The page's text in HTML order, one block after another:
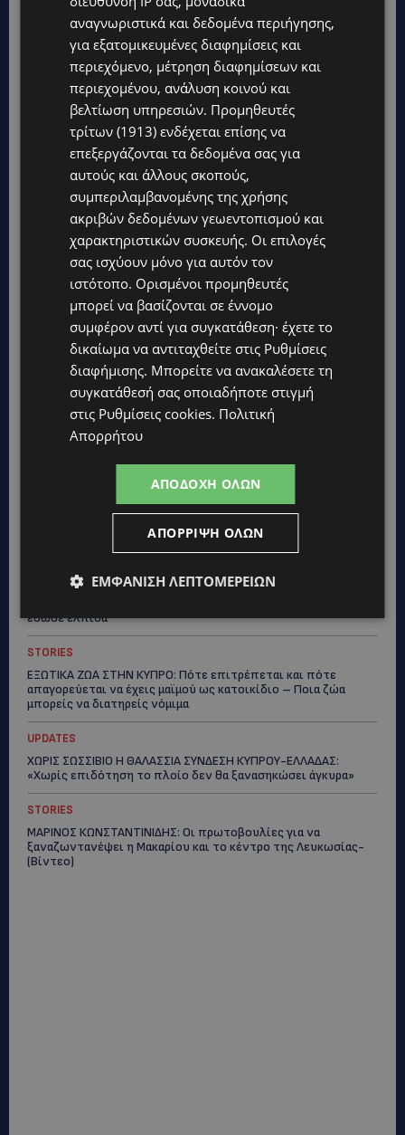
Topics
VIBE NEWS
Νέος Γενικός Διευθυντής του Hilton Nicosia ο Ilio Rodoni
VIBE NEWS
Η Peugeot είναι ο επίσημος συνεργάτης του Φεστιβάλ
Κινηματογράφου της Βενετίας
VIBE NEWS
Lidl Better Living Days #summer2026: Ένα μοναδικό ταξίδι
ευεξίας, γεμάτο γεύση, ενέργεια και χαμόγελα σε όλη την
ΠΑΓΚΟΣΜΙΑ ΗΜΕΡΑ ΓΑΤΑΣ: Χιλιάδες στην Κύπρο, καθεμία
μοναδική – Το χαδιάρικο τετράποδο με τη ματιά που λιώνει
ΤΑΣΟΣ ΧΑΤΖΗΓΙΟΒΑΝΗΣ: Η συγκλονιστική ιστορία του
έδωσε ελπίδα
STORIES
ΕΞΩΤΙΚΑ ΖΩΑ ΣΤΗΝ ΚΥΠΡΟ: Πότε επιτρέπεται και πότε
απαγορεύεται να έχεις μαϊμού ως κατοικίδιο – Ποια ζώα
μπορείς να διατηρείς νόμιμα
UPDATES
ΧΩΡΙΣ ΣΩΣΣΙΒΙΟ Η ΘΑΛΑΣΣΙΑ ΣΥΝΔΕΣΗ ΚΥΠΡΟΥ-ΕΛΛΑΔΑΣ:
«Χωρίς επιδότηση το πλοίο δεν θα ξανασηκώσει άγκυρα»
STORIES
ΜΑΡΙΝΟΣ ΚΩΝΣΤΑΝΤΙΝΙΔΗΣ: Οι πρωτοβουλίες για να
ξαναζωντανέψει η Μακαρίου και το κέντρο της Λευκωσίας-
(Βίντεο)
αναγνωριστικά και δεδομένα περιήγησης,
για εξατομικευμένες διαφημίσεις και
περιεχόμενο, μέτρηση διαφημίσεων και
περιεχομένου, ανάλυση κοινού και
βελτίωση υπηρεσιών. Προμηθευτές
τρίτων (1913) ενδέχεται επίσης να
επεξεργάζονται τα δεδομένα σας για
αυτούς και άλλους σκοπούς,
συμπεριλαμβανομένης της χρήσης
ακριβών δεδομένων γεωεντοπισμού και
χαρακτηριστικών συσκευής. Οι επιλογές
σας ισχύουν μόνο για αυτόν τον
ιστότοπο. Ορισμένοι προμηθευτές
μπορεί να βασίζονται σε έννομο
συμφέρον αντί για συγκατάθεση· έχετε το
δικαίωμα να αντιταχθείτε στις Ρυθμίσεις
διαφήμισης. Μπορείτε να ανακαλέσετε τη
συγκατάθεσή σας οποιαδήποτε στιγμή
στις Ρυθμίσεις cookies. Πολιτική
Απορρήτου
ΑΠΟΔΟΧΉ ΌΛΩΝ
ΑΠΌΡΡΙΨΗ ΌΛΩΝ
ΕΜΦΆΝΙΣΗ ΛΕΠΤΟΜΕΡΕΙΏΝ